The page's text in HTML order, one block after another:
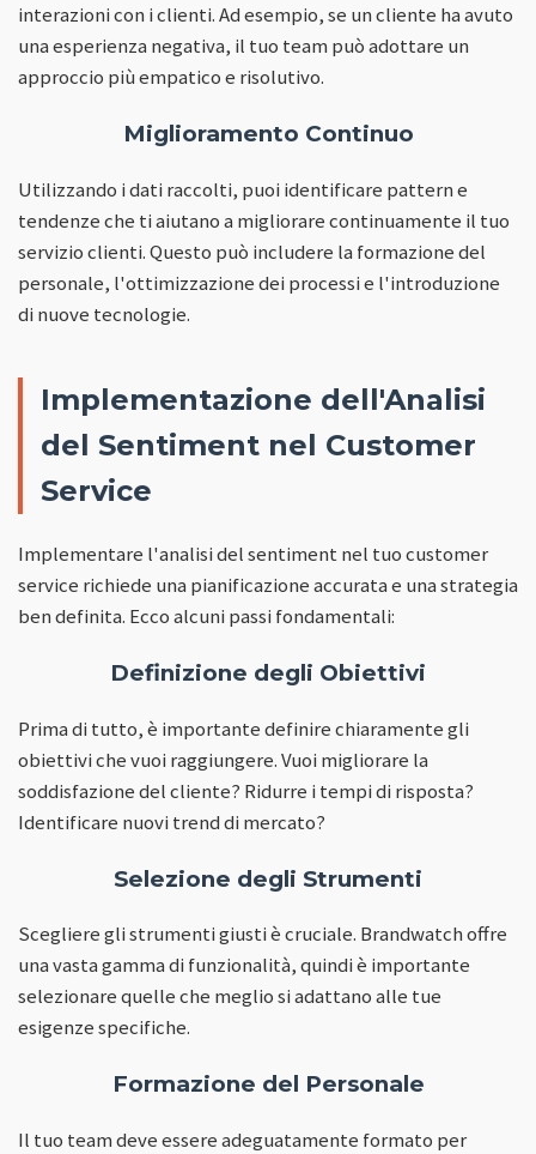
interazioni con i clienti. Ad esempio, se un cliente ha avuto
una esperienza negativa, il tuo team può adottare un
approccio più empatico e risolutivo.
Miglioramento Continuo
Utilizzando i dati raccolti, puoi identificare pattern e
tendenze che ti aiutano a migliorare continuamente il tuo
servizio clienti. Questo può includere la formazione del
personale, l'ottimizzazione dei processi e l'introduzione
di nuove tecnologie.
Implementazione dell'Analisi
del Sentiment nel Customer
Service
Implementare l'analisi del sentiment nel tuo customer
service richiede una pianificazione accurata e una strategia
ben definita. Ecco alcuni passi fondamentali:
Definizione degli Obiettivi
Prima di tutto, è importante definire chiaramente gli
obiettivi che vuoi raggiungere. Vuoi migliorare la
soddisfazione del cliente? Ridurre i tempi di risposta?
Identificare nuovi trend di mercato?
Selezione degli Strumenti
Scegliere gli strumenti giusti è cruciale. Brandwatch offre
una vasta gamma di funzionalità, quindi è importante
selezionare quelle che meglio si adattano alle tue
esigenze specifiche.
Formazione del Personale
Il tuo team deve essere adeguatamente formato per